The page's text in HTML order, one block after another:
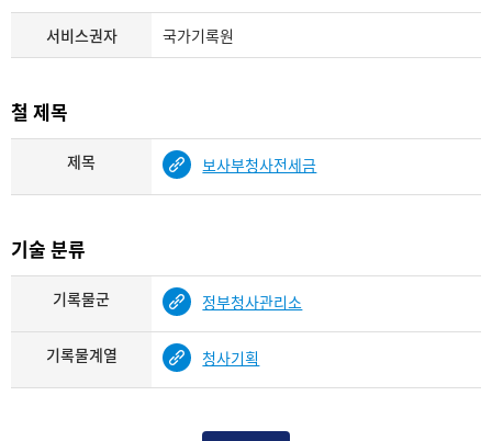
서비스권자 국가기록원
철 제목
제목 보사부청사전세금
기술 분류
기록물군 정부청사관리소
기록물계열 청사기획